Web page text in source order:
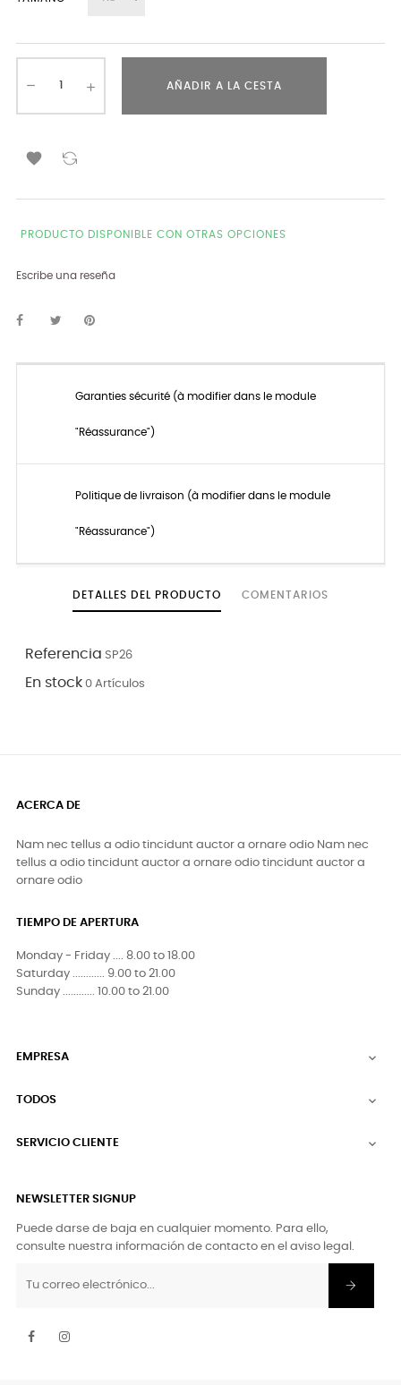
AÑADIR A LA CESTA

PRODUCTO DISPONIBLE CON OTRAS OPCIONES
Escribe una reseña
Garanties sécurité (à modifier dans le module
"Réassurance")
Politique de livraison (à modifier dans le module
"Réassurance")
DETALLES DEL PRODUCTO COMENTARIOS
Referencia SP26
En stock 0 Artículos
ACERCA DE
Nam nec tellus a odio tincidunt auctor a ornare odio Nam nec
tellus a odio tincidunt auctor a ornare odio tincidunt auctor a
ornare odio
TIEMPO DE APERTURA
Monday - Friday .... 8.00 to 18.00
Saturday ............ 9.00 to 21.00
Sunday ............ 10.00 to 21.00
EMPRESA 
TODOS 
SERVICIO CLIENTE 
NEWSLETTER SIGNUP
Puede darse de baja en cualquier momento. Para ello,
consulte nuestra información de contacto en el aviso legal.
Facebook